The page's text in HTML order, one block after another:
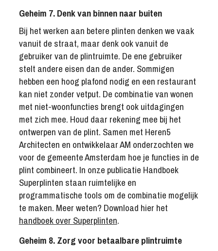
Geheim 7. Denk van binnen naar buiten
Bij het werken aan betere plinten denken we vaak
vanuit de straat, maar denk ook vanuit de
gebruiker van de plintruimte. De ene gebruiker
stelt andere eisen dan de ander. Sommigen
hebben een hoog plafond nodig en een restaurant
kan niet zonder vetput. De combinatie van wonen
met niet-woonfuncties brengt ook uitdagingen
met zich mee. Houd daar rekening mee bij het
ontwerpen van de plint. Samen met Heren5
Architecten en ontwikkelaar AM onderzochten we
voor de gemeente Amsterdam hoe je functies in de
plint combineert. In onze publicatie Handboek
Superplinten staan ruimtelijke en
programmatische tools om de combinatie mogelijk
te maken. Meer weten? Download hier het
handboek over Superplinten.
Geheim 8. Zorg voor betaalbare plintruimte